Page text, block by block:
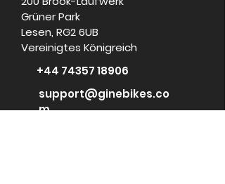
Grüner Park
Lesen, RG2 6UB
Vereinigtes Königreich
+44 74357 18906
support@ginebikes.co
m